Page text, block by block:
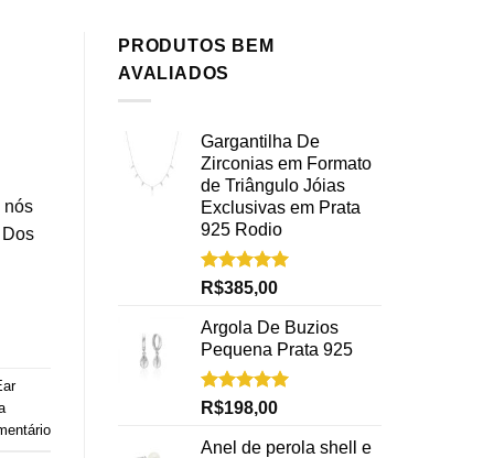
nós
PRODUTOS BEM
AVALIADOS
Gargantilha De
Zirconias em Formato
de Triângulo Jóias
Exclusivas em Prata
925 Rodio
Avaliação
R$385,00
Argola De Buzios
Pequena Prata 925
Avaliação
R$198,00
Anel de perola shell e